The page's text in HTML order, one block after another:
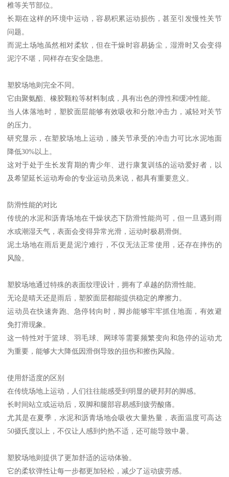
椎等关节部位。
长期在这样的环境中运动，容易积累运动损伤，甚至引发慢性关节
问题。
而泥土场地虽然相对柔软，但在干燥时容易扬尘，湿滑时又会变得
泥泞不堪，同样存在安全隐患。
塑胶场地则完全不同。
它由聚氨酯、橡胶颗粒等材料制成，具有出色的弹性和缓冲性能。
当人体落地时，塑胶面层能够有效吸收和分散冲击力，减轻对关节
的压力。
研究显示，在塑胶场地上运动，膝关节承受的冲击力可比水泥地面
降低30%以上。
这对于处于生长发育期的青少年、进行康复训练的运动爱好者，以
及希望延长运动寿命的专业运动员来说，都具有重要意义。
防滑性能的对比
传统的水泥和沥青场地在干燥状态下防滑性能尚可，但一旦遇到雨
水或潮湿天气，表面会变得异常光滑，运动时极易滑倒。
泥土场地在雨后更是泥泞难行，不仅无法正常使用，还存在摔伤的
风险。
塑胶场地通过特殊的表面纹理设计，拥有了卓越的防滑性能。
无论是晴天还是雨后，塑胶面层都能提供稳定的摩擦力。
运动员在快速奔跑、急停转向时，脚步能够牢牢抓住地面，有效避
免打滑现象。
这一特性对于篮球、羽毛球、网球等需要频繁变向和急停的运动尤
为重要，能够大大降低因滑倒导致的扭伤和擦伤风险。
使用舒适度的区别
在传统场地上运动，人们往往能感受到明显的硬邦邦的脚感。
长时间站立或运动后，双脚和腿部容易感到疲劳酸痛。
尤其是在夏季，水泥和沥青场地会吸收大量热量，表面温度可高达
50摄氏度以上，不仅让人感到灼热不适，还可能导致中暑。
塑胶场地则提供了更加舒适的运动体验。
它的柔软弹性让每一步都更加轻松，减少了运动疲劳感。